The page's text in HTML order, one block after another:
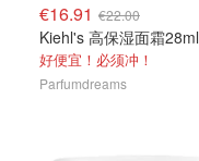
€16.91 €22.00
Kiehl's 高保湿面霜28ml
好便宜！必须冲！
Parfumdreams